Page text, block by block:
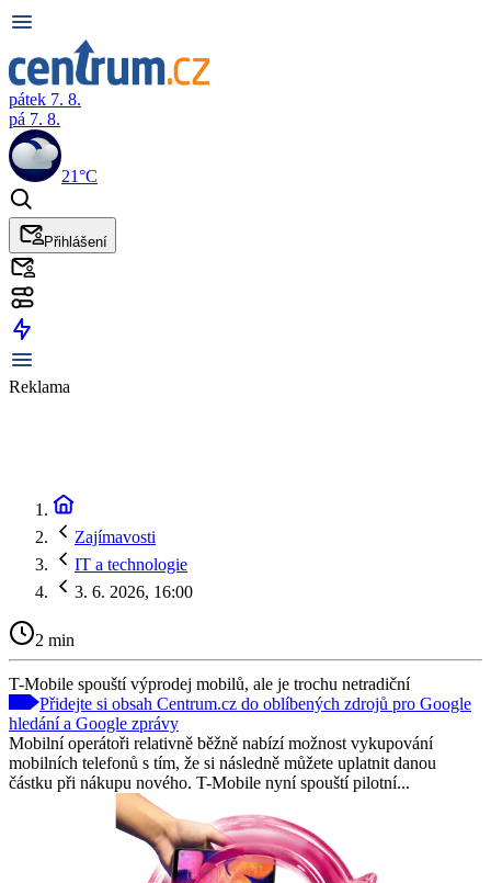
pátek 7. 8.
pá 7. 8.
21°C
Přihlášení
Reklama
Zajímavosti
IT a technologie
3. 6. 2026, 16:00
2 min
T-Mobile spouští výprodej mobilů, ale je trochu netradiční
Přidejte si obsah Centrum.cz do oblíbených zdrojů pro Google
hledání a Google zprávy
Mobilní operátoři relativně běžně nabízí možnost vykupování
mobilních telefonů s tím, že si následně můžete uplatnit danou
částku při nákupu nového. T-Mobile nyní spouští pilotní...